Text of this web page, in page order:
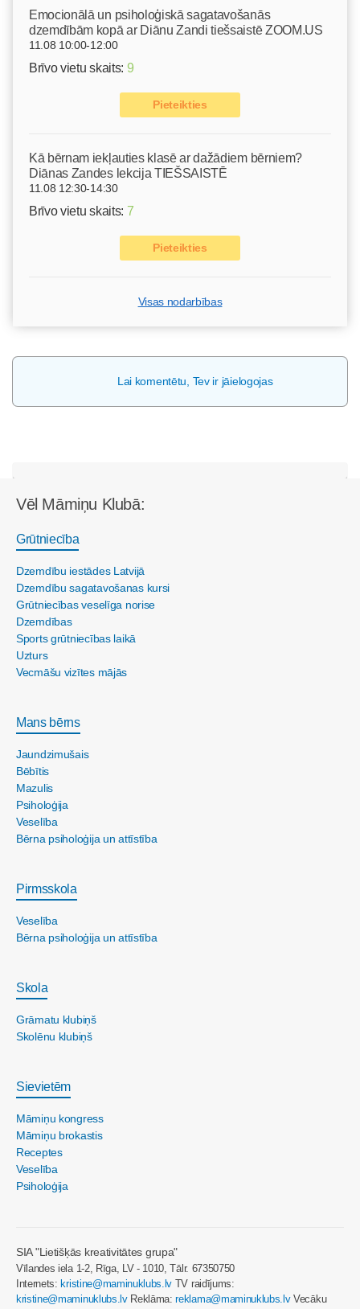
Emocionālā un psiholoģiskā sagatavošanās
dzemdībām kopā ar Diānu Zandi tiešsaistē ZOOM.US
11.08 10:00-12:00
Brīvo vietu skaits: 9
Pieteikties
Kā bērnam iekļauties klasē ar dažādiem bērniem?
Diānas Zandes lekcija TIEŠSAISTĒ
11.08 12:30-14:30
Brīvo vietu skaits: 7
Pieteikties
Visas nodarbības
Lai komentētu, Tev ir jāielogojas
Vēl Māmiņu Klubā:
Grūtniecība
Dzemdību iestādes Latvijā
Dzemdību sagatavošanas kursi
Grūtniecības veselīga norise
Dzemdības
Sports grūtniecības laikā
Uzturs
Vecmāšu vizītes mājās
Mans bērns
Jaundzimušais
Bēbītis
Mazulis
Psiholoģija
Veselība
Bērna psiholoģija un attīstība
Pirmsskola
Veselība
Bērna psiholoģija un attīstība
Skola
Grāmatu klubiņš
Skolēnu klubiņš
Sievietēm
Māmiņu kongress
Māmiņu brokastis
Receptes
Veselība
Psiholoģija
SIA "Lietišķās kreativitātes grupa"
Vīlandes iela 1-2, Rīga, LV - 1010, Tālr. 67350750
Internets: kristine@maminuklubs.lv TV raidījums:
kristine@maminuklubs.lvReklāma:reklama@maminuklubs.lvVecāku